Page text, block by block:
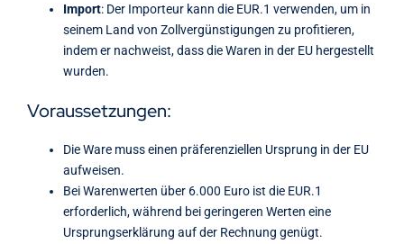
Import: Der Importeur kann die EUR.1 verwenden, um in
seinem Land von Zollvergünstigungen zu profitieren,
indem er nachweist, dass die Waren in der EU hergestellt
wurden.
Voraussetzungen:
Die Ware muss einen präferenziellen Ursprung in der EU
aufweisen.
Bei Warenwerten über 6.000 Euro ist die EUR.1
erforderlich, während bei geringeren Werten eine
Ursprungserklärung auf der Rechnung genügt.